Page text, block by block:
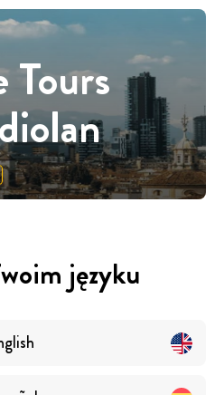
Tours
języku